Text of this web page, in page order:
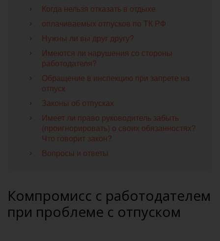
Когда нельзя отказать в отдыхе
оплачиваемых отпусков по ТК РФ
Нужны ли вы друг другу?
Имеются ли нарушения со стороны
работодателя?
Обращение в инспекцию при запрете на
отпуск
Законы об отпусках
Имеет ли право руководитель забыть
(проигнорировать) о своих обязанностях?
Что говорит закон?
Вопросы и ответы
Компромисс с работодателем
при проблеме с отпуском